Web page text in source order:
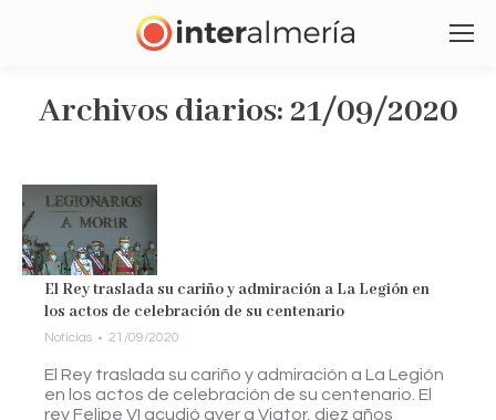
Archivos diarios: 21/09/2020
El Rey traslada su cariño y admiración a La Legión en
los actos de celebración de su centenario
Noticias 21/09/2020
El Rey traslada su cariño y admiración a La Legión
en los actos de celebración de su centenario. El
rey Felipe VI acudió ayer a Viator, diez años